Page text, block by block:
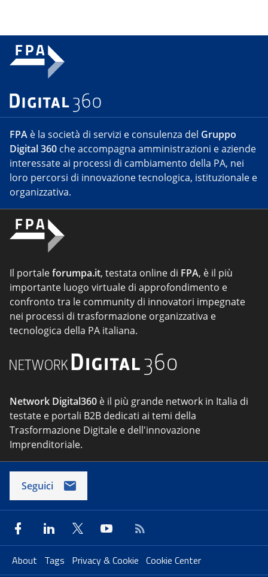
FPA è la società di servizi e consulenza del Gruppo
Digital 360 che accompagna amministrazioni e aziende
interessate ai processi di cambiamento della PA, nei
loro percorsi di innovazione tecnologica, istituzionale e
organizzativa.
Il portaleforumpa.it, testata online di FPA, è il più
importante luogo virtuale di approfondimento e
confronto tra le community di innovatori impegnate
nei processi di trasformazione organizzativa e
tecnologica della PA italiana.
Network Digital360 è il più grande network in Italia di
testate e portali B2B dedicati ai temi della
Trasformazione Digitale e dell'innovazione
Imprenditoriale.
Seguici
About Tags Privacy & Cookie Cookie Center